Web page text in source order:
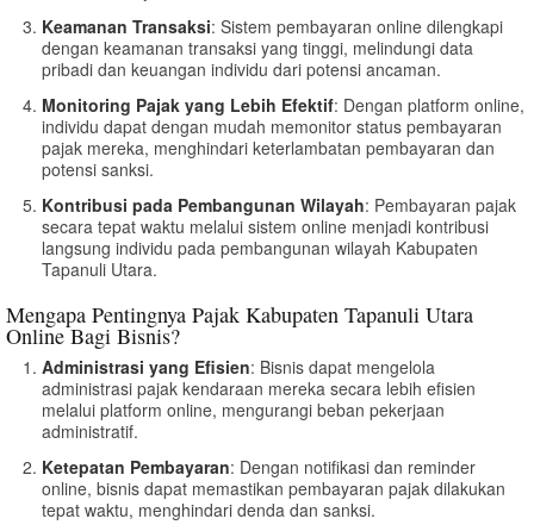
Keamanan Transaksi: Sistem pembayaran online dilengkapi
dengan keamanan transaksi yang tinggi, melindungi data
pribadi dan keuangan individu dari potensi ancaman.
Monitoring Pajak yang Lebih Efektif: Dengan platform online,
individu dapat dengan mudah memonitor status pembayaran
pajak mereka, menghindari keterlambatan pembayaran dan
potensi sanksi.
Kontribusi pada Pembangunan Wilayah: Pembayaran pajak
secara tepat waktu melalui sistem online menjadi kontribusi
langsung individu pada pembangunan wilayah Kabupaten
Tapanuli Utara.
Mengapa Pentingnya Pajak Kabupaten Tapanuli Utara
Online Bagi Bisnis?
Administrasi yang Efisien: Bisnis dapat mengelola
administrasi pajak kendaraan mereka secara lebih efisien
melalui platform online, mengurangi beban pekerjaan
administratif.
Ketepatan Pembayaran: Dengan notifikasi dan reminder
online, bisnis dapat memastikan pembayaran pajak dilakukan
tepat waktu, menghindari denda dan sanksi.